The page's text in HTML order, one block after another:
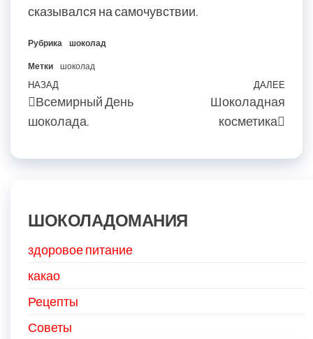
сказывался на самочувствии.
Рубрика шоколад
Метки шоколад
Навигация
по
записям
Предыдущая
запись
НАЗАД
Всемирный День
шоколада.
ДАЛЕЕ
Шоколадная
косметика
ШОКОЛАДОМАНИЯ
здоровое питание
какао
Рецепты
Советы